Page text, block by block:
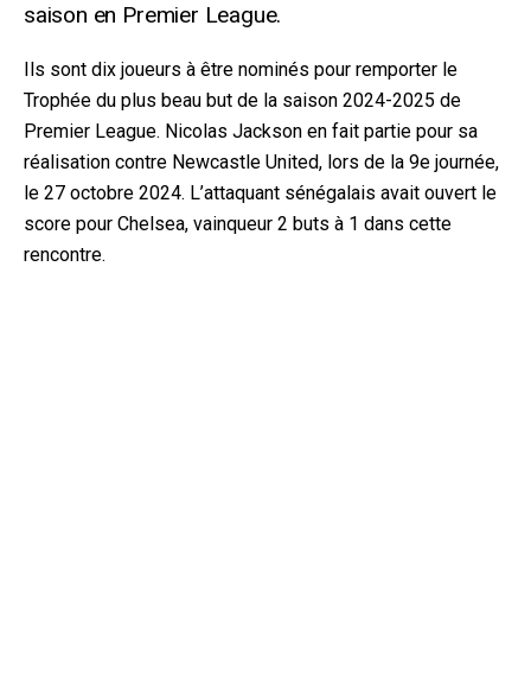
saison en Premier League.
Ils sont dix joueurs à être nominés pour remporter le
Trophée du plus beau but de la saison 2024-2025 de
Premier League. Nicolas Jackson en fait partie pour sa
réalisation contre Newcastle United, lors de la 9e journée,
le 27 octobre 2024. L’attaquant sénégalais avait ouvert le
score pour Chelsea, vainqueur 2 buts à 1 dans cette
rencontre.